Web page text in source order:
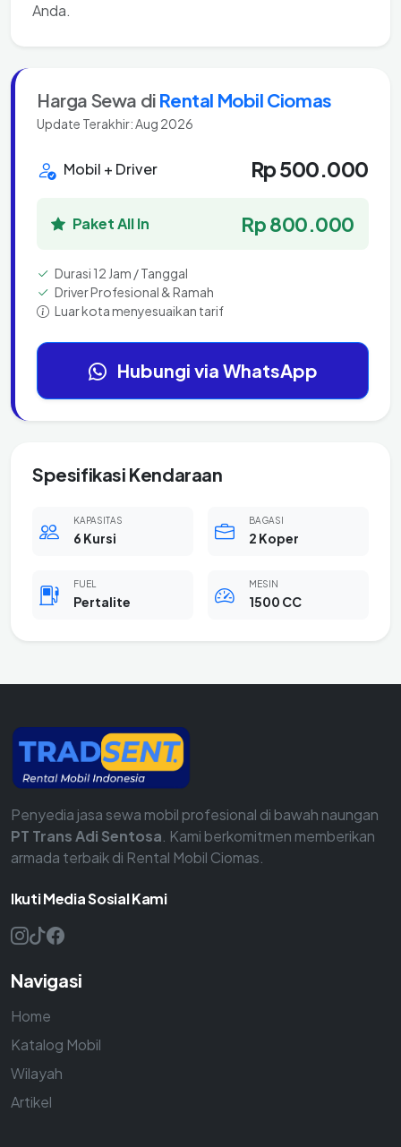
Anda.
Harga Sewa di Rental Mobil Ciomas
Update Terakhir: Aug 2026
Mobil + Driver Rp 500.000
Paket All In Rp 800.000
Durasi 12 Jam / Tanggal
Driver Profesional & Ramah
Luar kota menyesuaikan tarif
Hubungi via WhatsApp
Spesifikasi Kendaraan
KAPASITAS
6 Kursi
BAGASI
2 Koper
FUEL
Pertalite
MESIN
1500 CC
Penyedia jasa sewa mobil profesional di bawah naungan
PT Trans Adi Sentosa . Kami berkomitmen memberikan
armada terbaik di Rental Mobil Ciomas.
Ikuti Media Sosial Kami
Navigasi
Home
Katalog Mobil
Wilayah
Artikel